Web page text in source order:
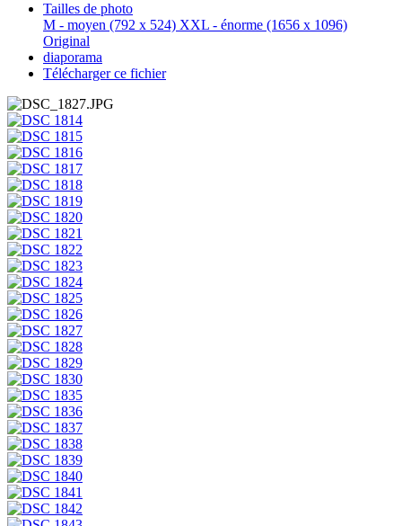
Tailles de photo
M - moyen (792 x 524) XXL - énorme (1656 x 1096)
Original
diaporama
Télécharger ce fichier